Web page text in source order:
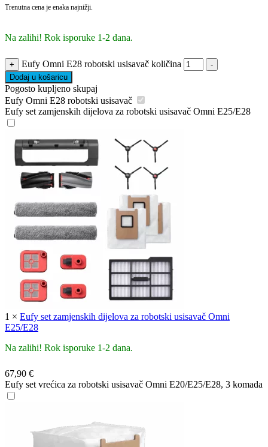
Trenutna cena je enaka najnižji.
Na zalihi! Rok isporuke 1-2 dana.
+ Eufy Omni E28 robotski usisavač količina
-
Dodaj u košaricu
Pogosto kupljeno skupaj
Eufy Omni E28 robotski usisavač
Eufy set zamjenskih dijelova za robotski usisavač Omni E25/E28
1 × Eufy set zamjenskih dijelova za robotski usisavač Omni
E25/E28
Na zalihi! Rok isporuke 1-2 dana.
67,90 €
Eufy set vrećica za robotski usisavač Omni E20/E25/E28, 3 komada